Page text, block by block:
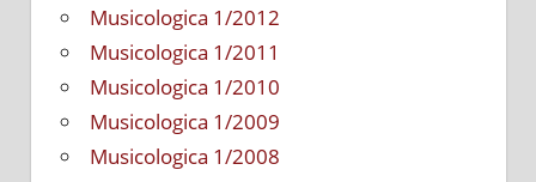
Musicologica 1/2012
Musicologica 1/2011
Musicologica 1/2010
Musicologica 1/2009
Musicologica 1/2008